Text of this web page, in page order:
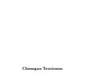
Chiemgau Tourismus